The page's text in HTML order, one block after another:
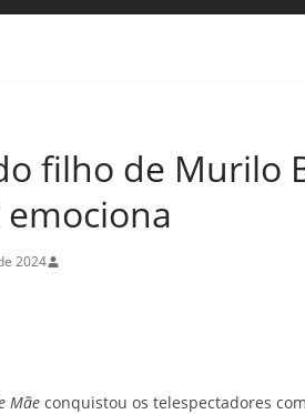
filho de Murilo
2024
Mãe conquistou os telespectadores